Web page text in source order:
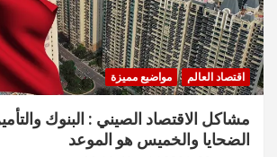
اقتصاد العالم مواضيع مميزة
مشاكل الاقتصاد الصيني : البنوك
الضحايا والخميس هو الموعد